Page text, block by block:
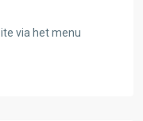
via het menu